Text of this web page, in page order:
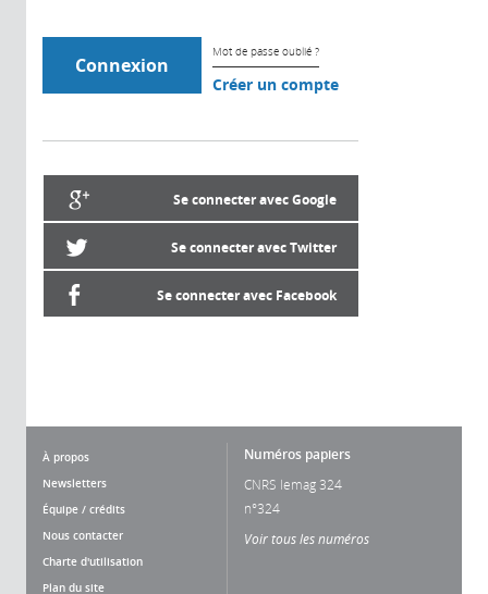
Mot de passe oublié ?
Créer un compte
Se connecter avec Google
Se connecter avec Twitter
Se connecter avec Facebook
À propos
Newsletters
Équipe / crédits
Nous contacter
Charte d'utilisation
Plan du site
Numéros papiers
CNRS lemag 324
n°324
Voir tous les numéros